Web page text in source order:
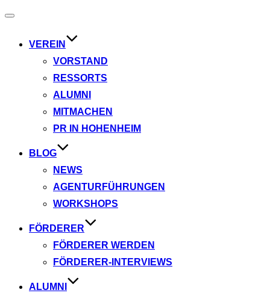
Navigation
VEREIN
VORSTAND
RESSORTS
ALUMNI
MITMACHEN
PR IN HOHENHEIM
BLOG
NEWS
AGENTURFÜHRUNGEN
WORKSHOPS
FÖRDERER
FÖRDERER WERDEN
FÖRDERER-INTERVIEWS
ALUMNI